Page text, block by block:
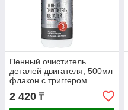
Пенный очиститель
деталей двигателя, 500мл
флакон с триггером
2 420 ₸